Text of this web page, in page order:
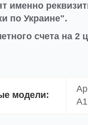
именно
по Украине".
счета на
модели: